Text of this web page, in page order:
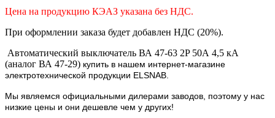
Цена на продукцию КЭАЗ указана без НДС.
При оформлении заказа будет добавлен НДС (20%).
Автоматический выключатель ВА 47-63 2P 50А 4,5 кА
(аналог ВА 47-29) купить в нашем интернет-магазине
электротехнической продукции ELSNAB.
Мы являемся официальными дилерами заводов, поэтому у нас
низкие цены и они дешевле чем у других!